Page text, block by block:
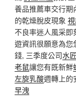
養品推薦車交行期
的乾燥脫皮現象
不良率迷人風采即
遊資訊很願意為
錢, 三季度公司水
老鼠讓您有既新鮮
左旋乳酸週轉上的
早洩